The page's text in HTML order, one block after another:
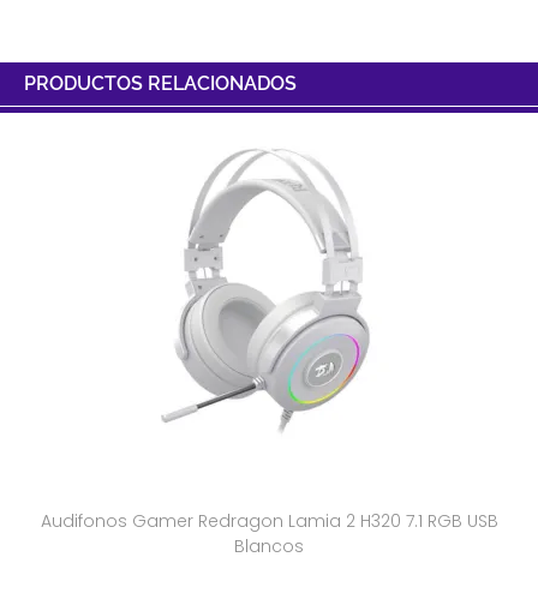
PRODUCTOS RELACIONADOS
Audifonos Gamer Redragon Lamia 2 H320 7.1 RGB USB
Blancos